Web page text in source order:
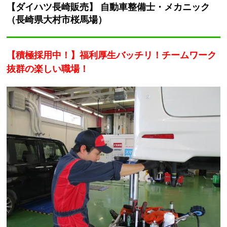
【ダイハツ長崎販売】 自動車整備士・メカニック
（長崎県大村市桜馬場）
【積極採用中！】福利厚生バッチリ！チームワーク
抜群の楽しい職場！